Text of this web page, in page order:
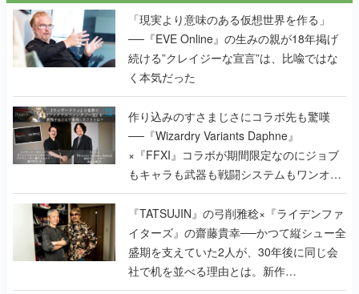
「現実より意味のある仮想世界を作る」
──『EVE Online』の生みの親が18年掲げ
続ける”クレイジーな宣言”は、比喩ではな
く本気だった
作り込みのすさまじさにコラボ先も驚嘆
──『Wizardry Variants Daphne』
×『FFXI』コラボが期間限定なのにジョブ
もキャラも武器も戦闘システムもワンオフ
で作り込まれた理由を両ディレクターに聞
く
『TATSUJIN』の弓削雅稔×『ライデンファ
イターズ』の齋藤貴幸──かつて縦シュー全
盛期を支えていた2人が、30年後に同じ会
社で机を並べる理由とは。新作
『TATSUJIN EXTREME』で初タッグを組